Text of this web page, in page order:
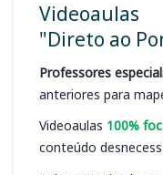
Videoaulas
"Direto ao
Professores
anteriores para
Videoaulas 100%
conteúdo